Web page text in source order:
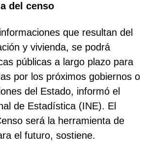
del censo
que resultan del
y vivienda, se podrá
públicas a largo plazo para
por los próximos gobiernos o
del Estado, informó el
de Estadística (INE). El
será la herramienta de
el futuro, sostiene.